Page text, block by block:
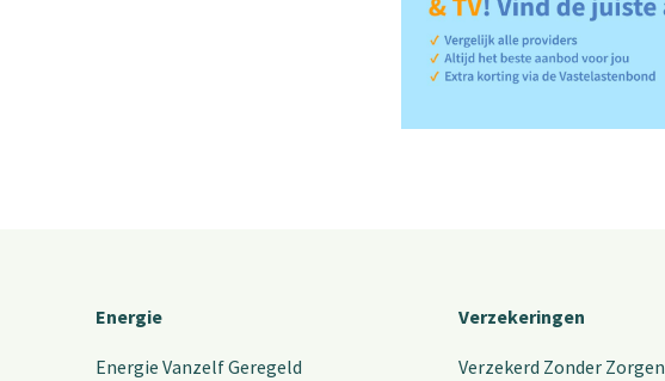
Energie
Energie Vanzelf Geregeld
Verzekeringen
Verzekerd Zonder Zorgen